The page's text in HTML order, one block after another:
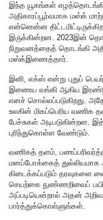
இந்த யூகங்கள்
அதிகாரப்பூர்வமாக மஸ்க்
என்னென்ன
இருக்கின்றன. 2023இன்
நிறுவனத்தைத் தொடங்கி
மஸ்க்இணைத்தார்.
இனி, எக்ஸ் என்று புதுப்
இணைய வங்கி ஆகிய
எனச் சொல்லப்படுகிறது.
உலகின் மிகப்பெரிய வணிக
பேச்சுகள் அடிபடுகின்றன.
புரிந்துகொள்ள வேண்டும்.
வணிகத் தளம்,
மனப்போக்கைத் துல்லியமாக
கிடைக்கப்படும் தரவுகளை
செயற்கை நுண்ணறிவைப்
அப்படியென்றால் அதன்
பார்த்துக்கொள்ளுங்கள்.